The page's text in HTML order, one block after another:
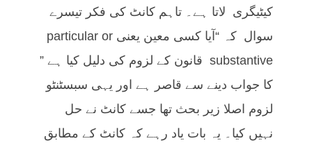
کیٹیگری لاتا ہے۔ تاہم کانٹ کی فکر تیسرے
سوال کہ “آیا کسی معین یعنی particular or
substantive قانون کے لزوم کی دلیل کیا ہے ”
کا جواب دینے سے قاصر ہے اور یہی سبسٹنٹو
لزوم اصلا زیر بحث تھا جسے کانٹ نے حل
نہیں کیا۔ یہ بات یاد رہے کہ کانٹ کے مطابق